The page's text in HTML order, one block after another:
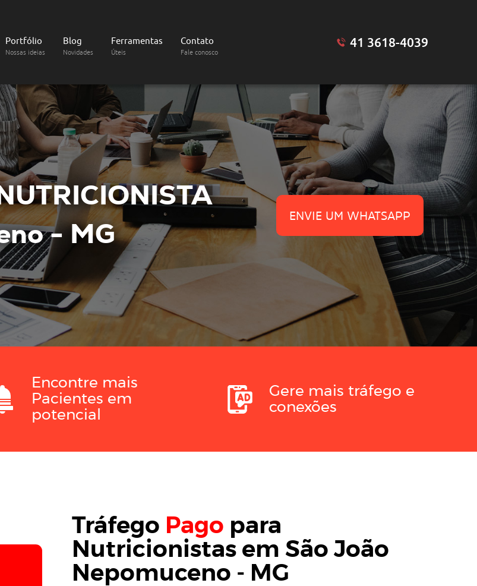
Portfólio
Nossas ideias
Blog
Novidades
Ferramentas
Úteis
Contato
Fale conosco
41 3618-4039
- MG
ENVIE UM WHATSAPP
Encontre mais
Pacientes em
potencial
Gere mais tráfego e
conexões
Tráfego Pago para
Nutricionistas em São João
Nepomuceno - MG